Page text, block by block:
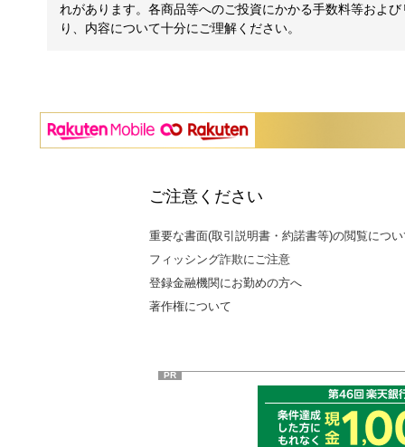
れがあります。各商品等へのご投資にかかる手数料等およ
り、内容について十分にご理解ください。
ご注意ください
重要な書面(取引説明書・約諾書等)の閲覧につ
フィッシング詐欺にご注意
登録金融機関にお勤めの方へ
著作権について
PR